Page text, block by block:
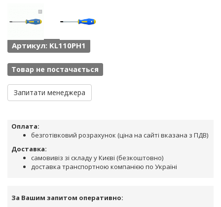
Артикул: KL110PH1
Товар не постачається
Запитати менеджера
Оплата:
безготівковий розрахунок (ціна на сайті вказана з ПДВ)
Доставка:
самовивіз зі складу у Києві (безкоштовно)
доставка транспортною компанією по Україні
За Вашим запитом оперативно: